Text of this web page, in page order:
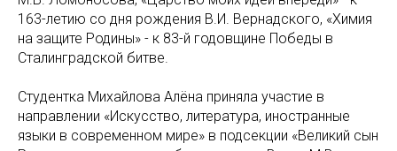
163-летию со дня рождения В.И. Вернадского, «Химия
на защите Родины» - к 83-й годовщине Победы в
Сталинградской битве.
Студентка Михайлова Алёна приняла участие в
направлении «Искусство, литература, иностранные
языки в современном мире» в подсекции «Великий сын